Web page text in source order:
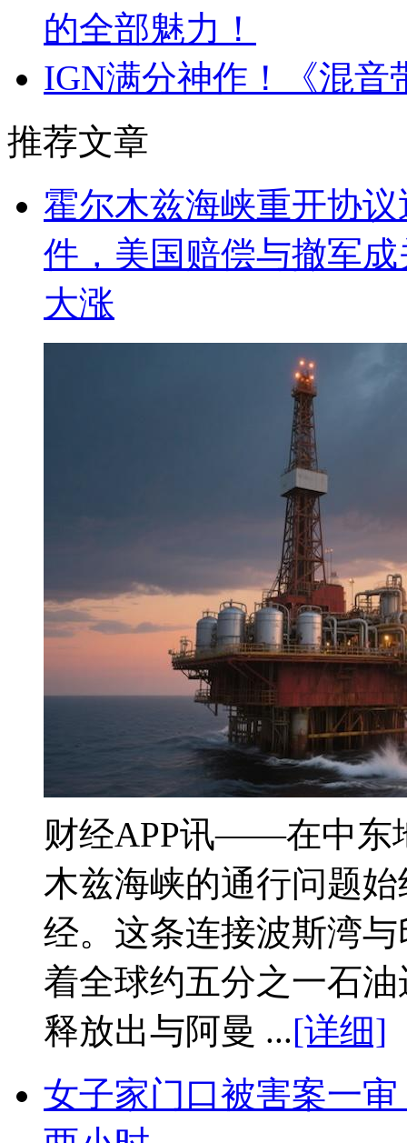
的全部魅力！
IGN满分神作！《混音
推荐文章
霍尔木兹海峡重开协
件，美国赔偿与撤军
大涨
财经APP讯——在中东
木兹海峡的通行问题
经。这条连接波斯湾
着全球约五分之一石
释放出与阿曼 ...[详细]
女子家门口被害案一